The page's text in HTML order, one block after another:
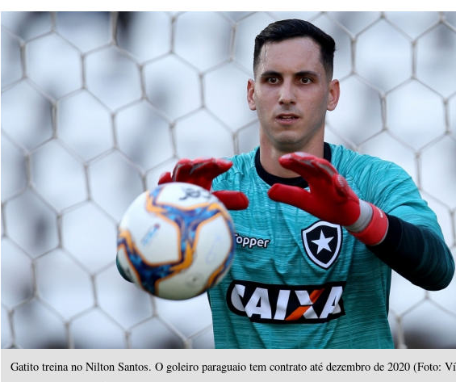
Gatito treina no Nilton Santos. O goleiro paraguaio tem contrato até dezembro de 2020 (Foto: